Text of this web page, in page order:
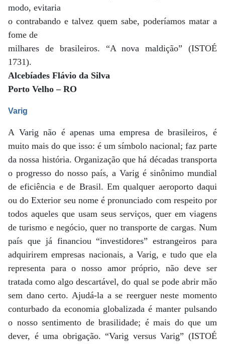
modo, evitaria
o contrabando e talvez quem sabe, poderíamos matar a
fome de
milhares de brasileiros. “A nova maldição” (ISTOÉ
1731).
Alcebíades Flávio da Silva
Porto Velho – RO
Varig
A Varig não é apenas uma empresa de brasileiros, é
muito mais do que isso: é um símbolo nacional; faz parte
da nossa história. Organização que há décadas transporta
o progresso do nosso país, a Varig é sinônimo mundial
de eficiência e de Brasil. Em qualquer aeroporto daqui
ou do Exterior seu nome é pronunciado com respeito por
todos aqueles que usam seus serviços, quer em viagens
de turismo e negócio, quer no transporte de cargas. Num
país que já financiou “investidores” estrangeiros para
adquirirem empresas nacionais, a Varig, e tudo que ela
representa para o nosso amor próprio, não deve ser
tratada como algo descartável, do qual se pode abrir mão
sem dano certo. Ajudá-la a se reerguer neste momento
conturbado da economia globalizada é manter pulsando
o nosso sentimento de brasilidade; é mais do que um
dever, é uma obrigação. “Varig versus Varig” (ISTOÉ